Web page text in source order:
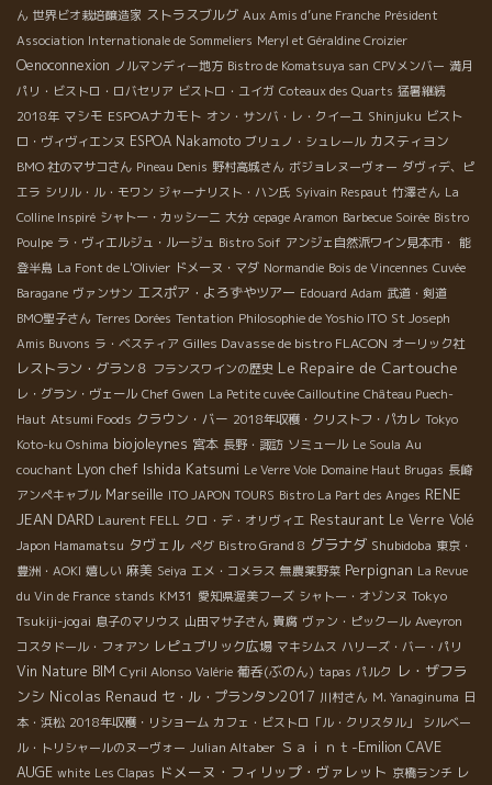
ん 世界ビオ栽培醸造家 ストラスブルグ Aux Amis d’une Franche Président
Association Internationale de Sommeliers Meryl et Géraldine Croizier
Oenoconnexion ノルマンディー地方 Bistro de Komatsuya san CPVメンバー 満月
パリ・ビストロ・ロバセリア ビストロ・ユイガ Coteaux des Quarts 猛暑継続
2018年 マシモ ESPOAナカモト オン・サンバ・レ・クイーユ Shinjuku ビスト
ロ・ヴィヴィエンヌ ESPOA Nakamoto ブリュノ・シュレール カスティヨン
BMO 社のマサコさん Pineau Denis 野村高城さん ボジョレヌーヴォー ダヴィデ、ピ
エラ シリル・ル・モワン ジャーナリスト・ハン氏 Syivain Respaut 竹澤さん La
Colline Inspiré シャトー・カッシーニ 大分 cepage Aramon Barbecue Soirée Bistro
Poulpe ラ・ヴィエルジュ・ルージュ Bistro Soif アンジェ自然派ワイン見本市・ 能
登半島 La Font de L'Olivier ドメーヌ・マダ Normandie Bois de Vincennes Cuvée
Baragane ヴァンサン エスポア・よろずやツアー Edouard Adam 武道・剣道
BMO聖子さん Terres Dorées Tentation Philosophie de Yoshio ITO St Joseph
Amis Buvons ラ・ベスティア Gilles Davasse de bistro FLACON オーリック社
レストラン・グラン８ フランスワインの歴史 Le Repaire de Cartouche
レ・グラン・ヴェール Chef Gwen La Petite cuvée Cailloutine Château Puech-
Haut Atsumi Foods クラウン・バー 2018年収穫・クリストフ・パカレ Tokyo
Koto-ku Oshima biojoleynes 宮本 長野・諏訪 ソミュール Le Soula Au
couchant Lyon chef Ishida Katsumi Le Verre Vole Domaine Haut Brugas 長崎
アンペキャブル Marseille ITO JAPON TOURS Bistro La Part des Anges RENE
JEAN DARD Laurent FELL クロ・デ・オリヴィエ Restaurant Le Verre Volé
Japon Hamamatsu タヴェル ペグ Bistro Grand 8 グラナダ Shubidoba 東京・
豊洲・AOKI 嬉しい 麻美 Seiya エメ・コメラス 無農薬野菜 Perpignan La Revue
du Vin de France stands KM31 愛知県渥美フーズ シャトー・オゾンヌ Tokyo
Tsukiji-jogai 息子のマリウス 山田マサ子さん 貴腐 ヴァン・ピックール Aveyron
コスタドール・フォアン レピュブリック広場 マキシムス ハリーズ・バー・パリ
Vin Nature BIM Cyril Alonso Valérie 葡呑(ぶのん) tapas パルク レ・ザフラ
ンシ Nicolas Renaud セ・ル・プランタン2017 川村さん M. Yanaginuma 日
本・浜松 2018年収穫・リショーム カフェ・ビストロ「ル・クリスタル」
シルベー
ル・トリシャールのヌーヴォー Julian Altaber Ｓａｉｎｔ-Emilion CAVE
AUGE white Les Clapas ドメーヌ・フィリップ・ヴァレット 京橋ランチ レ